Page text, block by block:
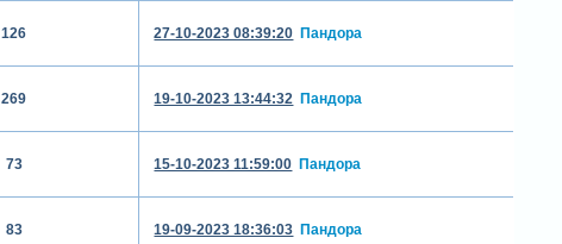
126 27-10-2023 08:39:20 Пандора
269 19-10-2023 13:44:32 Пандора
73 15-10-2023 11:59:00 Пандора
83 19-09-2023 18:36:03 Пандора